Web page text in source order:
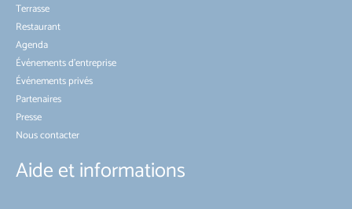
Terrasse
Restaurant
Agenda
Événements d’entreprise
Événements privés
Partenaires
Presse
Nous contacter
Aide et informations